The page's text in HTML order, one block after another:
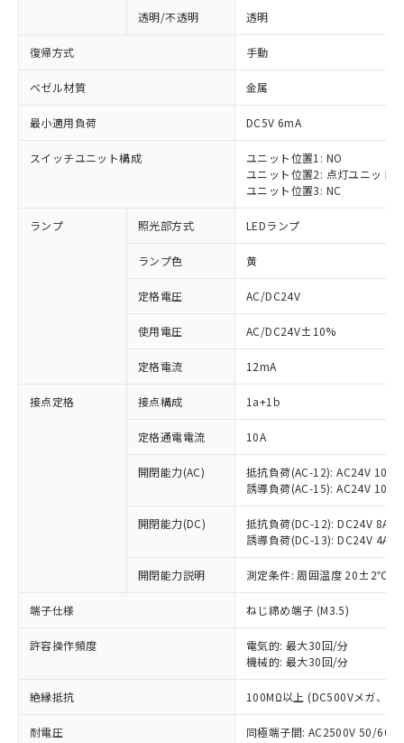
透明/不透明 透明
復帰方式 手動
ベゼル材質 金属
最小適用負荷 DC5V 6mA
スイッチユニット構成
ユニット位置1: NO
ユニット位置2: 点灯ユニット
ユニット位置3: NC
ランプ 照光部方式 LEDランプ
ランプ色 黄
定格電圧 AC/DC24V
使用電圧 AC/DC24V±10%
定格電流 12mA
接点定格 接点構成 1a+1b
定格通電電流 10A
開閉能力(AC)
抵抗負荷(AC-12): AC24V 10A/
誘導負荷(AC-15): AC24V
開閉能力(DC)
抵抗負荷(DC-12): DC24V 8A/
誘導負荷(DC-13): DC24V 4A/
開閉能力説明 測定条件: 周囲温度 20±2℃、
端子仕様 ねじ締め端子 (M3.5)
許容操作頻度
電気的: 最大30回/分
機械的: 最大30回/分
絶縁抵抗 100MΩ以上 (DC500Vメガ、点
耐電圧
同極端子間: AC2500V 50/
ご利用条件
以下の条件をお読みいただき、同意のうえ
ご利用ください。
本サービスは、当社制御機器事業取扱
商品の当社在庫状況および標準価格
(税抜)を提供させていただくもので
当社制御機器事業取扱商品の中には、
本サービスの対象外となる商品もある
対応済み：EU RoHS指令（10物質）の
非含有に対応した製品が提供可能な商品で
対応予定：EU RoHS指令（10物質）の非含
有に対応した製品に切り替える予定のある
対応予定なし：EU RoHS指令（10物質）の
非含有に非対応の商品で、対応品を出す予
定はありません。
調査・確認中：EU RoHS指令（10物質）の
非含有の対応状況を調査中または確認中の
害物質有無と関係のない商品です。
仕入先様の事情により、非含有部品として
※1 中国RoHS○×表
「○」：最大均質材料含有率が中国RoHSの
基準値以下であることを示します。